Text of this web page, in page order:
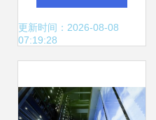
深圳科技探索之旅
更新时间：2026-08-08
07:19:28